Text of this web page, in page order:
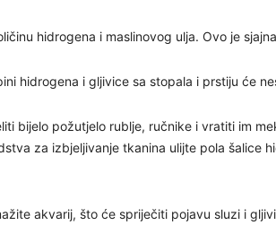
hidrogena i maslinovog ulja. Ovo je
hidrogena i gljivice sa stopala i prstiju će
bijelo požutjelo rublje, ručnike i vratiti im
za izbjeljivanje tkanina ulijte pola šalice
akvarij, što će spriječiti pojavu sluzi i